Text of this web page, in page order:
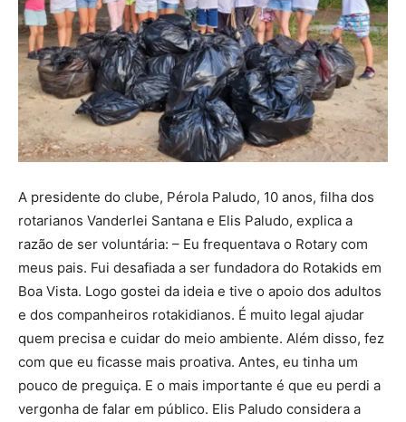
A presidente do clube, Pérola Paludo, 10 anos, filha dos
rotarianos Vanderlei Santana e Elis Paludo, explica a
razão de ser voluntária: – Eu frequentava o Rotary com
meus pais. Fui desafiada a ser fundadora do Rotakids em
Boa Vista. Logo gostei da ideia e tive o apoio dos adultos
e dos companheiros rotakidianos. É muito legal ajudar
quem precisa e cuidar do meio ambiente. Além disso, fez
com que eu ficasse mais proativa. Antes, eu tinha um
pouco de preguiça. E o mais importante é que eu perdi a
vergonha de falar em público. Elis Paludo considera a